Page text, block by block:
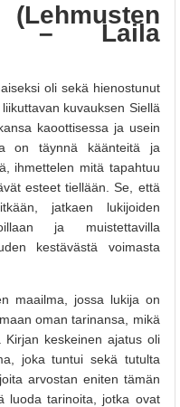
– Laila
oli sekä hienostunut
kuvauksen Siellä
kaoottisessa ja usein
on täynnä käänteitä ja
ihmettelen mitä tapahtuu
esteet tiellään. Se, että
jatkaen lukijoiden
ja muistettavilla
kestävästä voimasta
maailma, jossa lukija on
oman tarinansa, mikä
keskeinen ajatus oli
joka tuntui sekä tutulta
arvostan eniten tämän
luoda tarinoita, jotka ovat